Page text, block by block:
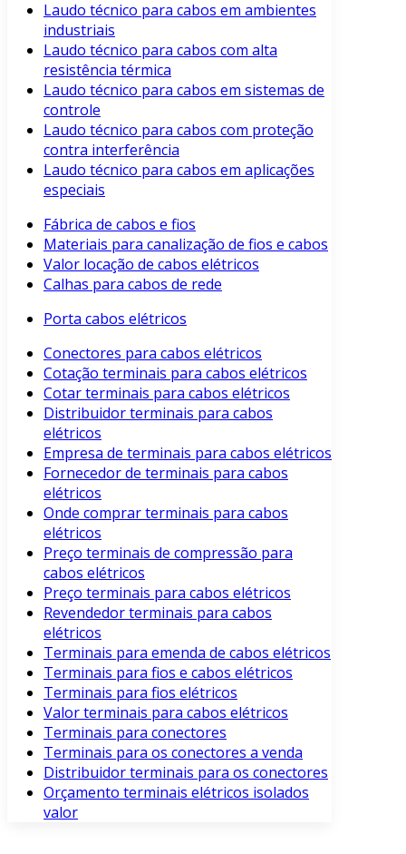
Laudo técnico para cabos em ambientes
industriais
Laudo técnico para cabos com alta
resistência térmica
Laudo técnico para cabos em sistemas de
controle
Laudo técnico para cabos com proteção
contra interferência
Laudo técnico para cabos em aplicações
especiais
Fábrica de cabos e fios
Materiais para canalização de fios e cabos
Valor locação de cabos elétricos
Calhas para cabos de rede
Porta cabos elétricos
Conectores para cabos elétricos
Cotação terminais para cabos elétricos
Cotar terminais para cabos elétricos
Distribuidor terminais para cabos
elétricos
Empresa de terminais para cabos elétricos
Fornecedor de terminais para cabos
elétricos
Onde comprar terminais para cabos
elétricos
Preço terminais de compressão para
cabos elétricos
Preço terminais para cabos elétricos
Revendedor terminais para cabos
elétricos
Terminais para emenda de cabos elétricos
Terminais para fios e cabos elétricos
Terminais para fios elétricos
Valor terminais para cabos elétricos
Terminais para conectores
Terminais para os conectores a venda
Distribuidor terminais para os conectores
Orçamento terminais elétricos isolados
valor